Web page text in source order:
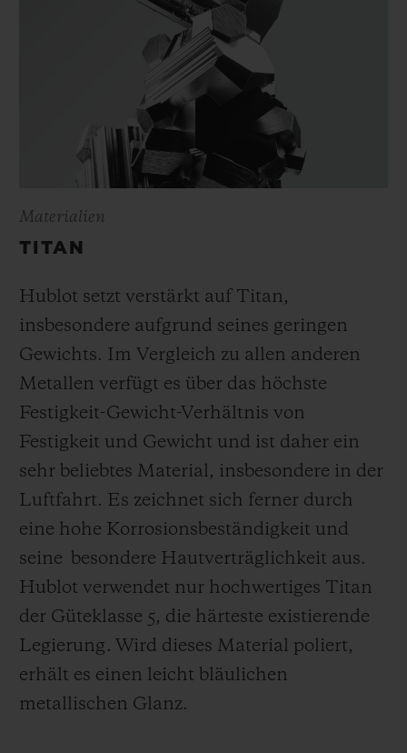
Materialien
TITAN
Hublot setzt verstärkt auf Titan,
insbesondere aufgrund seines geringen
Gewichts. Im Vergleich zu allen anderen
Metallen verfügt es über das höchste
Festigkeit-Gewicht-Verhältnis von
Festigkeit und Gewicht und ist daher ein
sehr beliebtes Material, insbesondere in der
Luftfahrt. Es zeichnet sich ferner durch
eine hohe Korrosionsbeständigkeit und
seine besondere Hautverträglichkeit aus.
Hublot verwendet nur hochwertiges Titan
der Güteklasse 5, die härteste existierende
Legierung. Wird dieses Material poliert,
erhält es einen leicht bläulichen
metallischen Glanz.